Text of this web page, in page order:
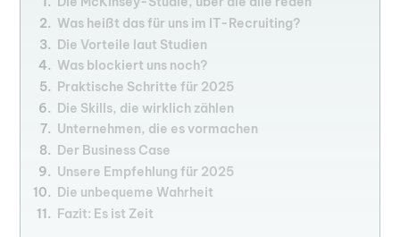
Was heißt das für uns im IT-Recruiting?
Die Vorteile laut Studien
Was blockiert uns noch?
Praktische Schritte für 2025
Die Skills, die wirklich zählen
Unternehmen, die es vormachen
Der Business Case
Unsere Empfehlung für 2025
Die unbequeme Wahrheit
Fazit: Es ist Zeit